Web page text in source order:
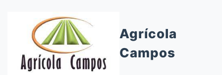
Agrícola
Campos